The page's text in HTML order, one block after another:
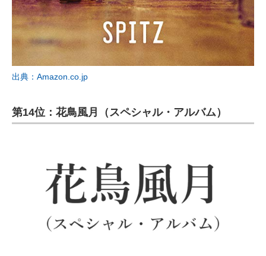
出典：Amazon.co.jp
第14位：花鳥風月（スペシャル・アルバム）